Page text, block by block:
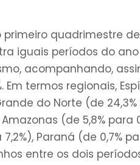
quadrimestre
iguais períodos do
acompanhando,
Em termos regionais,
do Norte (de
Amazonas (de 5,8%
Paraná (de 0,7%
entre os dois